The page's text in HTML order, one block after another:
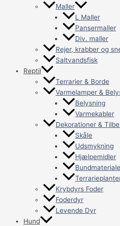
Maller
L Maller
Pansermaller
Div. maller
Rejer, krabber og
Saltvandsfisk
Reptil
Terrarier & Borde
Varmelamper &
Belysning
Varmekabler
Dekorationer &
Skåle
Udsmykning
Hjælpemidler
Krybdyrs Foder
Foderdyr
Levende Dyr
Hund